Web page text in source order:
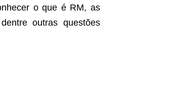
o que é RM, as
outras questões